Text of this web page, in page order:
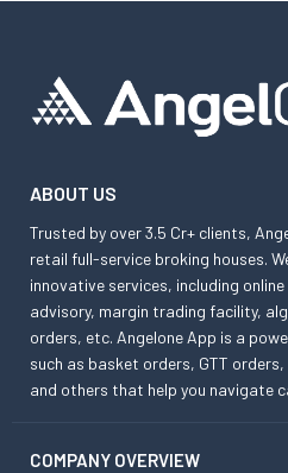
ABOUT US
Trusted by over 3.5 Cr+ clients,
retail full-service broking houses.
innovative services, including
advisory, margin trading facility,
orders, etc. Angelone App is a
such as basket orders, GTT
and others that help you navigate
COMPANY OVERVIEW